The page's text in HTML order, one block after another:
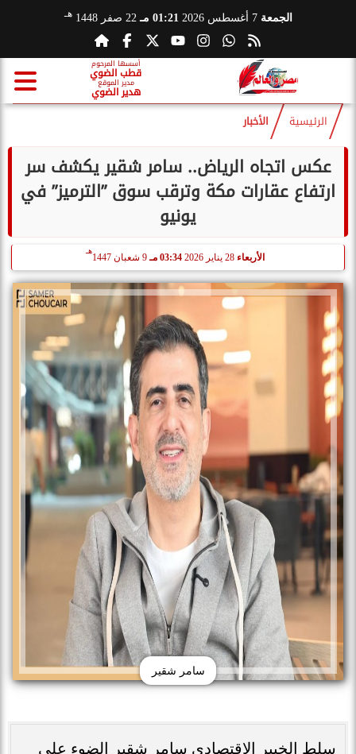
الجمعة 7 أغسطس 2026 01:21 مـ 22 صفر 1448 هـ
أسسها المرحوم
قطب الضوي
مدير الموقع
هدير الضوي
الرئيسية الأخبار
عكس اتجاه الرياض.. سامر شقير يكشف سر
ارتفاع عقارات مكة وترقب سوق ”الترميز” في
يونيو
الأربعاء 28 يناير 2026 03:34 مـ 9 شعبان 1447
هـ
سامر شقير
سلط الخبير الاقتصادي سامر شقير الضوء على